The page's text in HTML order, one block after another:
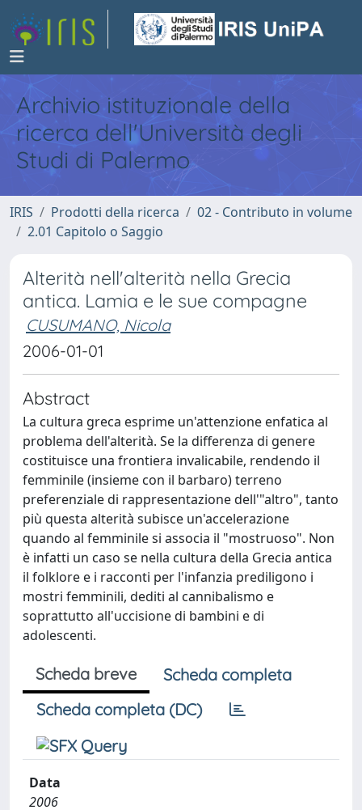
Archivio istituzionale della
ricerca dell'Università degli
Studi di Palermo
IRIS Prodotti della ricerca
02 - Contributo in volume
2.01 Capitolo o Saggio
Alterità nell'alterità nella Grecia
antica. Lamia e le sue compagne
CUSUMANO, Nicola
2006-01-01
Abstract
La cultura greca esprime un'attenzione enfatica al
problema dell'alterità. Se la differenza di genere
costituisce una frontiera invalicabile, rendendo il
femminile (insieme con il barbaro) terreno
preferenziale di rappresentazione dell'"altro", tanto
più questa alterità subisce un'accelerazione
quando al femminile si associa il "mostruoso". Non
è infatti un caso se nella cultura della Grecia antica
il folklore e i racconti per l'infanzia prediligono i
mostri femminili, dediti al cannibalismo e
soprattutto all'uccisione di bambini e di
adolescenti.
Scheda breve
Scheda completa
Scheda completa (DC)
Data
2006